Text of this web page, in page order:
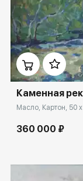
Домен:
Каменная
Масло, Картон, 50
360 000 ₽